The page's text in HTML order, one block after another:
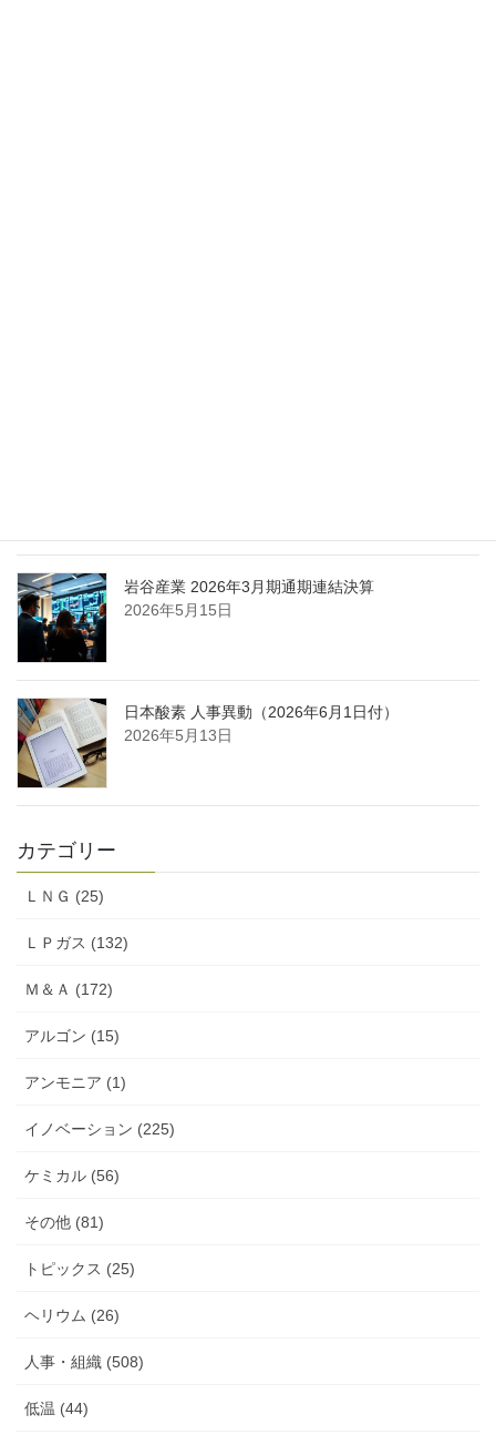
岩谷産業 2026年3月期通期連結決算
2026年5月15日
日本酸素 人事異動（2026年6月1日付）
2026年5月13日
カテゴリー
ＬＮＧ (25)
ＬＰガス (132)
Ｍ＆Ａ (172)
アルゴン (15)
アンモニア (1)
イノベーション (225)
ケミカル (56)
その他 (81)
トピックス (25)
ヘリウム (26)
人事・組織 (508)
低温 (44)